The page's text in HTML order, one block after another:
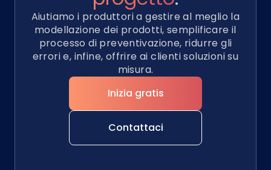
Aiutiamo i produttori a gestire al meglio la
modellazione dei prodotti, semplificare il
processo di preventivazione, ridurre gli
errori e, infine, offrire ai clienti soluzioni su
misura.
Inizia gratis
Contattaci